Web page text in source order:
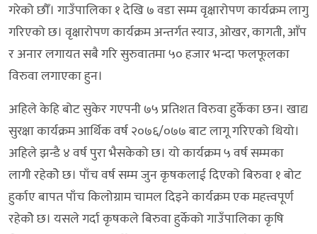
गरेको छौँ। गाउँपालिका १ देखि ७ वडा सम्म वृक्षारोपण कार्यक्रम लागु
गरिएको छ। वृक्षारोपण कार्यक्रम अन्तर्गत स्याउ, ओखर, कागती, आँप
र अनार लगायत सबै गरि सुरुवातमा ५० हजार भन्दा फलफूलका
विरुवा लगाएका हुन।
अहिले केहि बोट सुकेर गएपनी ७५ प्रतिशत विरुवा हुर्केका छन। खाद्य
सुरक्षा कार्यक्रम आर्थिक वर्ष २०७६/०७७ बाट लागू गरिएको थियो।
अहिले झन्डै ४ वर्ष पुरा भैसकेको छ। यो कार्यक्रम ५ वर्ष सम्मका
लागी रहेकोे छ। पाँच वर्ष सम्म जुन कृषकलाई दिएको बिरुवा १ बोट
हुर्काए बापत पाँच किलोग्राम चामल दिइने कार्यक्रम एक महत्त्वपूर्ण
रहेकोे छ। यसले गर्दा कृषकले बिरुवा हुर्केको गाउँपालिका कृषि